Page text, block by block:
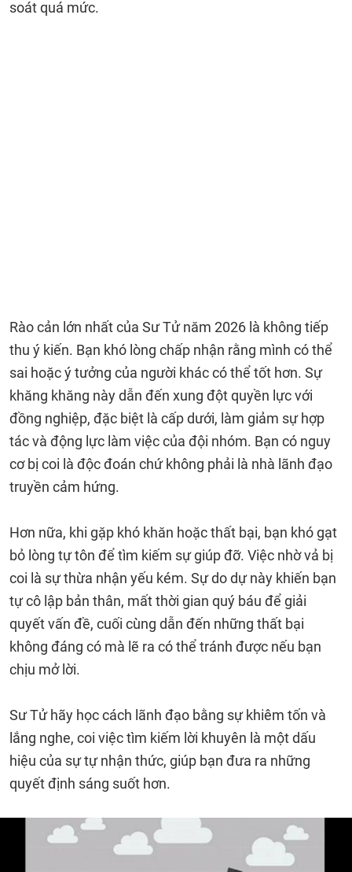
soát quá mức.
Rào cản lớn nhất của Sư Tử năm 2026 là không tiếp
thu ý kiến. Bạn khó lòng chấp nhận rằng mình có thể
sai hoặc ý tưởng của người khác có thể tốt hơn. Sự
khăng khăng này dẫn đến xung đột quyền lực với
đồng nghiệp, đặc biệt là cấp dưới, làm giảm sự hợp
tác và động lực làm việc của đội nhóm. Bạn có nguy
cơ bị coi là độc đoán chứ không phải là nhà lãnh đạo
truyền cảm hứng.
Hơn nữa, khi gặp khó khăn hoặc thất bại, bạn khó gạt
bỏ lòng tự tôn để tìm kiếm sự giúp đỡ. Việc nhờ vả bị
coi là sự thừa nhận yếu kém. Sự do dự này khiến bạn
tự cô lập bản thân, mất thời gian quý báu để giải
quyết vấn đề, cuối cùng dẫn đến những thất bại
không đáng có mà lẽ ra có thể tránh được nếu bạn
chịu mở lời.
Sư Tử hãy học cách lãnh đạo bằng sự khiêm tốn và
lắng nghe, coi việc tìm kiếm lời khuyên là một dấu
hiệu của sự tự nhận thức, giúp bạn đưa ra những
quyết định sáng suốt hơn.